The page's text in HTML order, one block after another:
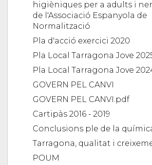
higièniques per a adults i
de l'Associació Espanyola de
Normalització
Pla d'acció exercici 2020
Pla Local Tarragona Jove
Pla Local Tarragona Jove
GOVERN PEL CANVI
GOVERN PEL CANVI.pdf
Cartipàs 2016 - 2019
Conclusions ple de la
Tarragona, qualitat i
POUM